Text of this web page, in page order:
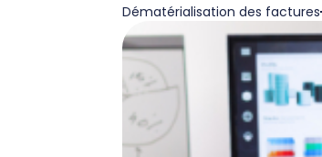
Dématérialisation des factures